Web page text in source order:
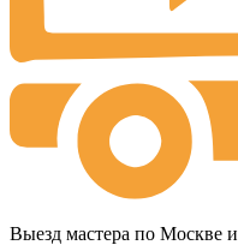
Выезд мастера по Москве